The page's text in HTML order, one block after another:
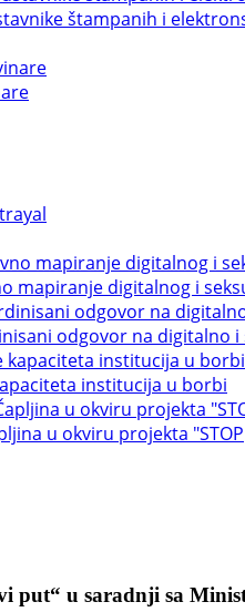
štampanih i
mapiranje digitalnog i
odgovor na digitalno i
institucija u borbi
u okviru projekta "STOP
put“ u saradnji sa